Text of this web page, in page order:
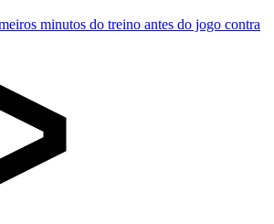
minutos do treino antes do jogo contra